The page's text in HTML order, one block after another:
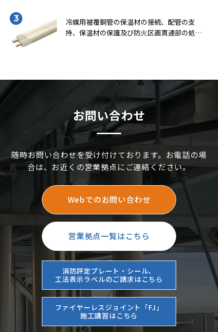
冷媒用被覆銅管の保温材の接続、配管の支
持、保温材の保護及び防火区画貫通部の処理
お問い合わせ
随時お問い合わせを受け付けております。お電話の場
合は、お近くの営業拠点にご連絡ください。
Webでのお問い合わせ
営業拠点一覧はこちら
消防評定プレート・シール、
工法表示ラベルのご請求はこちら
ファイヤーレスジョイント「FJ」
施工講習はこちら